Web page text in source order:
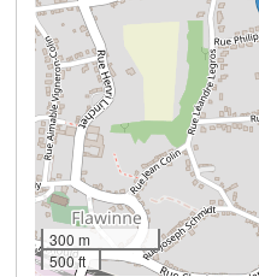
300 m
500 ft